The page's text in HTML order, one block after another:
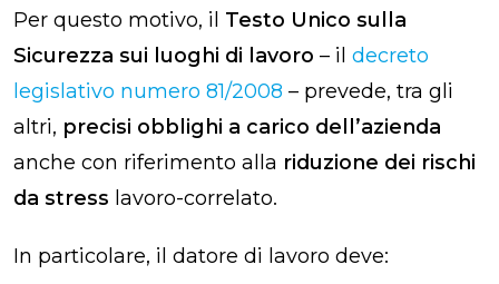
Per questo motivo, il Testo Unico sulla
Sicurezza sui luoghi di lavoro – il decreto
legislativo numero 81/2008 – prevede, tra gli
altri, precisi obblighi a carico dell’azienda
anche con riferimento alla riduzione dei rischi
da stress lavoro-correlato.
In particolare, il datore di lavoro deve: